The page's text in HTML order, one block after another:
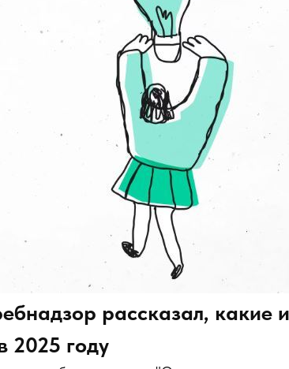
рассказал, какие
2025 году